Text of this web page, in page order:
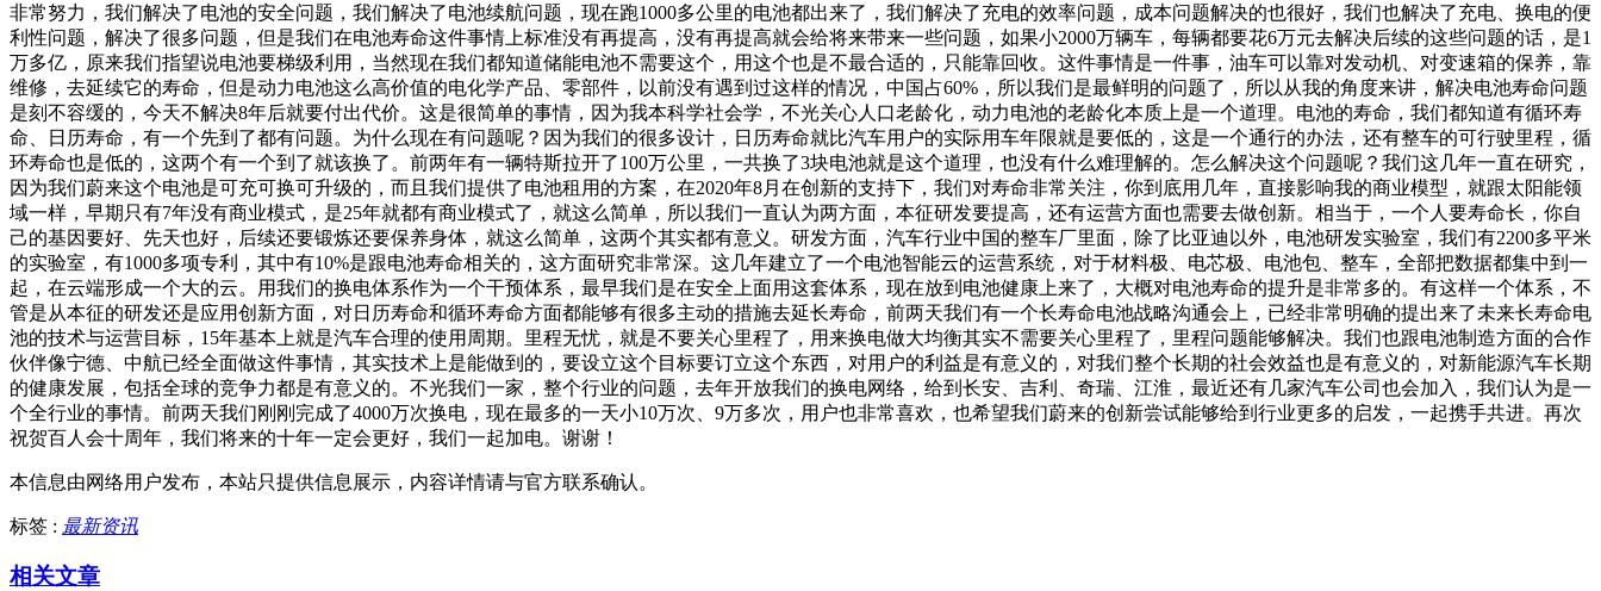
非常努力，我们解决了电池的安全问题，我们解决了电池续航问题，现在跑1000多公里的电池都出来了，我们解决了充电的效率问题，成本问题解决的也很好，我们也解决了充电、换电的便
利性问题，解决了很多问题，但是我们在电池寿命这件事情上标准没有再提高，没有再提高就会给将来带来一些问题，如果小2000万辆车，每辆都要花6万元去解决后续的这些问题的话，是1
万多亿，原来我们指望说电池要梯级利用，当然现在我们都知道储能电池不需要这个，用这个也是不最合适的，只能靠回收。这件事情是一件事，油车可以靠对发动机、对变速箱的保养，靠
维修，去延续它的寿命，但是动力电池这么高价值的电化学产品、零部件，以前没有遇到过这样的情况，中国占60%，所以我们是最鲜明的问题了，所以从我的角度来讲，解决电池寿命问题
是刻不容缓的，今天不解决8年后就要付出代价。这是很简单的事情，因为我本科学社会学，不光关心人口老龄化，动力电池的老龄化本质上是一个道理。电池的寿命，我们都知道有循环寿
命、日历寿命，有一个先到了都有问题。为什么现在有问题呢？因为我们的很多设计，日历寿命就比汽车用户的实际用车年限就是要低的，这是一个通行的办法，还有整车的可行驶里程，循
环寿命也是低的，这两个有一个到了就该换了。前两年有一辆特斯拉开了100万公里，一共换了3块电池就是这个道理，也没有什么难理解的。怎么解决这个问题呢？我们这几年一直在研究，
因为我们蔚来这个电池是可充可换可升级的，而且我们提供了电池租用的方案，在2020年8月在创新的支持下，我们对寿命非常关注，你到底用几年，直接影响我的商业模型，就跟太阳能领
域一样，早期只有7年没有商业模式，是25年就都有商业模式了，就这么简单，所以我们一直认为两方面，本征研发要提高，还有运营方面也需要去做创新。相当于，一个人要寿命长，你自
己的基因要好、先天也好，后续还要锻炼还要保养身体，就这么简单，这两个其实都有意义。研发方面，汽车行业中国的整车厂里面，除了比亚迪以外，电池研发实验室，我们有2200多平米
的实验室，有1000多项专利，其中有10%是跟电池寿命相关的，这方面研究非常深。这几年建立了一个电池智能云的运营系统，对于材料极、电芯极、电池包、整车，全部把数据都集中到一
起，在云端形成一个大的云。用我们的换电体系作为一个干预体系，最早我们是在安全上面用这套体系，现在放到电池健康上来了，大概对电池寿命的提升是非常多的。有这样一个体系，不
管是从本征的研发还是应用创新方面，对日历寿命和循环寿命方面都能够有很多主动的措施去延长寿命，前两天我们有一个长寿命电池战略沟通会上，已经非常明确的提出来了未来长寿命电
池的技术与运营目标，15年基本上就是汽车合理的使用周期。里程无忧，就是不要关心里程了，用来换电做大均衡其实不需要关心里程了，里程问题能够解决。我们也跟电池制造方面的合作
伙伴像宁德、中航已经全面做这件事情，其实技术上是能做到的，要设立这个目标要订立这个东西，对用户的利益是有意义的，对我们整个长期的社会效益也是有意义的，对新能源汽车长期
的健康发展，包括全球的竞争力都是有意义的。不光我们一家，整个行业的问题，去年开放我们的换电网络，给到长安、吉利、奇瑞、江淮，最近还有几家汽车公司也会加入，我们认为是一
个全行业的事情。前两天我们刚刚完成了4000万次换电，现在最多的一天小10万次、9万多次，用户也非常喜欢，也希望我们蔚来的创新尝试能够给到行业更多的启发，一起携手共进。再次
祝贺百人会十周年，我们将来的十年一定会更好，我们一起加电。谢谢！
本信息由网络用户发布， 本站只提供信息展示，内容详情请与官方联系确认。
标签 : 最新资讯
相关文章